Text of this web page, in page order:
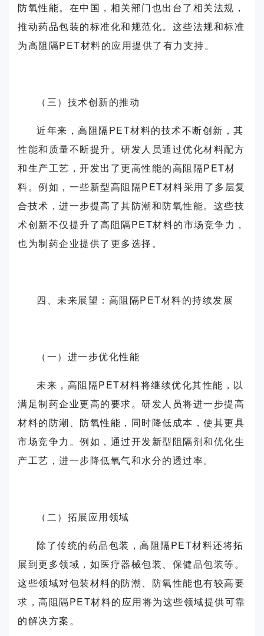
防氧性能。在中国，相关部门也出台了相关法规，
推动药品包装的标准化和规范化。这些法规和标准
为高阻隔PET材料的应用提供了有力支持。
（三）技术创新的推动
近年来，高阻隔PET材料的技术不断创新，其
性能和质量不断提升。研发人员通过优化材料配方
和生产工艺，开发出了更高性能的高阻隔PET材
料。例如，一些新型高阻隔PET材料采用了多层复
合技术，进一步提高了其防潮和防氧性能。这些技
术创新不仅提升了高阻隔PET材料的市场竞争力，
也为制药企业提供了更多选择。
四、未来展望：高阻隔PET材料的持续发展
（一）进一步优化性能
未来，高阻隔PET材料将继续优化其性能，以
满足制药企业更高的要求。研发人员将进一步提高
材料的防潮、防氧性能，同时降低成本，使其更具
市场竞争力。例如，通过开发新型阻隔剂和优化生
产工艺，进一步降低氧气和水分的透过率。
（二）拓展应用领域
除了传统的药品包装，高阻隔PET材料还将拓
展到更多领域，如医疗器械包装、保健品包装等。
这些领域对包装材料的防潮、防氧性能也有较高要
求，高阻隔PET材料的应用将为这些领域提供可靠
的解决方案。